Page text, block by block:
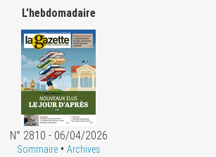
L'hebdomadaire
N° 2810 - 06/04/2026
Sommaire • Archives